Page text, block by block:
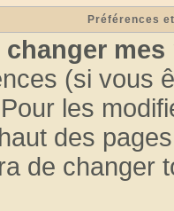
Préférences
mes
(si vous
les
des
de changer